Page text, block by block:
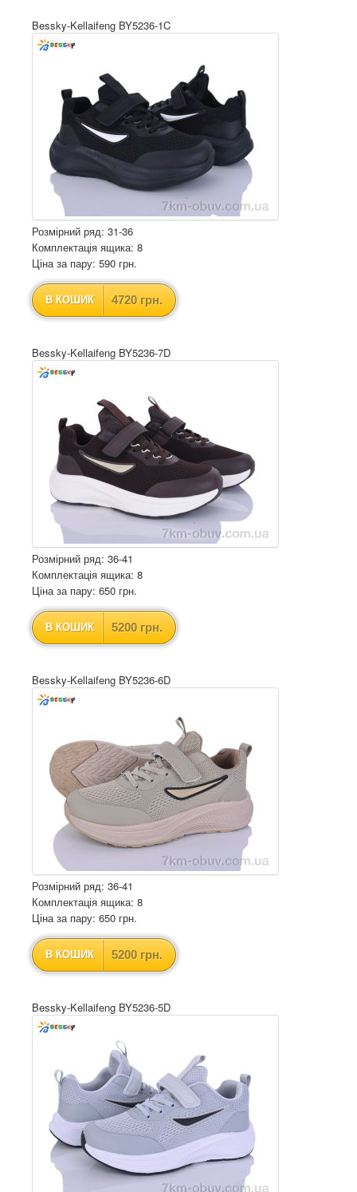
Bessky-Kellaifeng BY5236-1C
Розмірний ряд: 31-36
Комплектація ящика: 8
Ціна за пару: 590 грн.
В КОШИК 4720 грн.
Bessky-Kellaifeng BY5236-7D
Розмірний ряд: 36-41
Комплектація ящика: 8
Ціна за пару: 650 грн.
В КОШИК 5200 грн.
Bessky-Kellaifeng BY5236-6D
Розмірний ряд: 36-41
Комплектація ящика: 8
Ціна за пару: 650 грн.
В КОШИК 5200 грн.
Bessky-Kellaifeng BY5236-5D